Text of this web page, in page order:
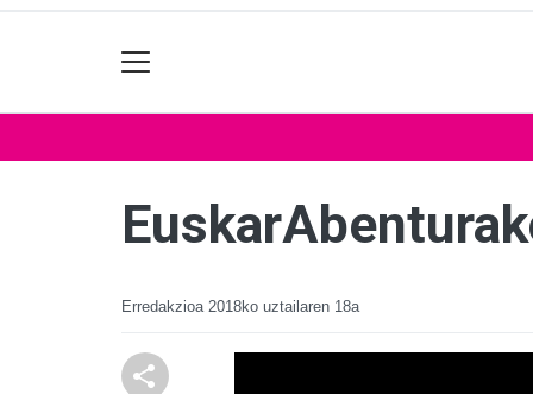
Erredakzioa 2018ko uztailaren 18a